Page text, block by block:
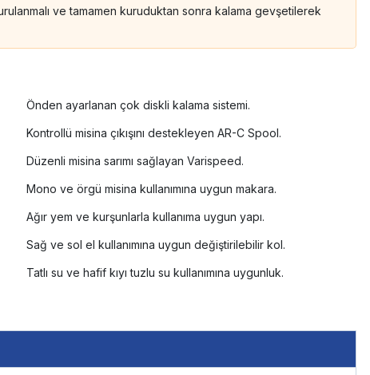
ve tamamen kuruduktan sonra kalama gevşetilerek
Önden ayarlanan çok diskli kalama sistemi.
Kontrollü misina çıkışını destekleyen AR-C Spool.
Düzenli misina sarımı sağlayan Varispeed.
Mono ve örgü misina kullanımına uygun makara.
Ağır yem ve kurşunlarla kullanıma uygun yapı.
Sağ ve sol el kullanımına uygun değiştirilebilir kol.
Tatlı su ve hafif kıyı tuzlu su kullanımına uygunluk.